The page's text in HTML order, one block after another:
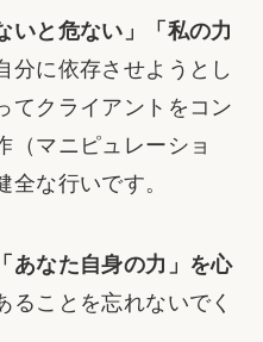
いと危ない」「私の力
分に依存させようとし
てクライアントをコン
（マニピュレーショ
全な行いです。
「あなた自身の力」を心
ることを忘れないでく